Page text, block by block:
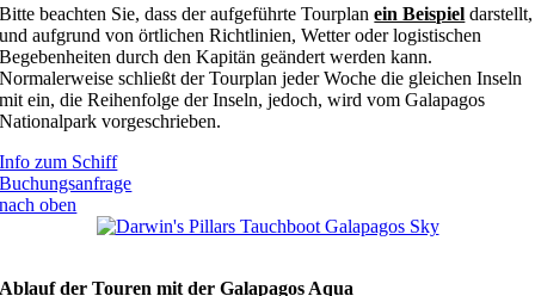
Bitte beachten Sie, dass der aufgeführte Tourplanein Beispiel darstellt,
und aufgrund von örtlichen Richtlinien, Wetter oder logistischen
Begebenheiten durch den Kapitän geändert werden kann.
Normalerweise schließt der Tourplan jeder Woche die gleichen Inseln
mit ein, die Reihenfolge der Inseln, jedoch, wird vom Galapagos
Nationalpark vorgeschrieben.
Info zum Schiff
Buchungsanfrage
nach oben
Ablauf der Touren mit der Galapagos Aqua